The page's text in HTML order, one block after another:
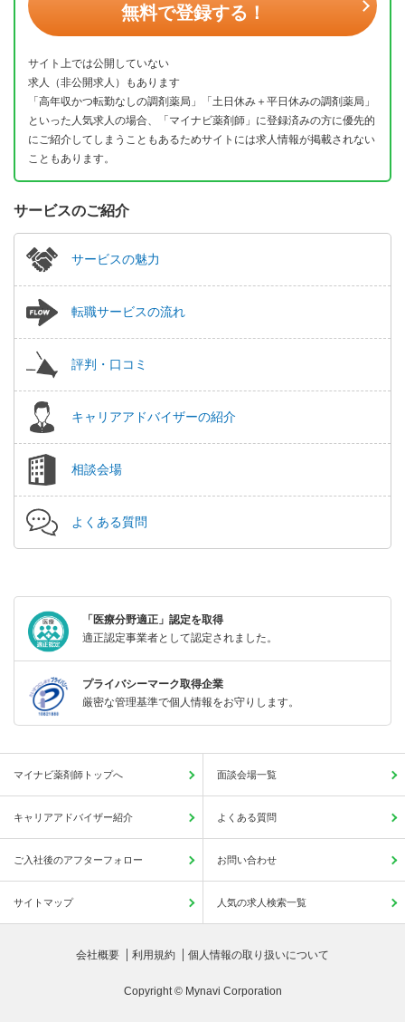
無料で登録する！
サイト上では公開していない
求人（非公開求人）もあります
「高年収かつ転勤なしの調剤薬局」「土日休み＋平日休みの調剤薬局」
といった人気求人の場合、「マイナビ薬剤師」に登録済みの方に優先的
にご紹介してしまうこともあるためサイトには求人情報が掲載されない
こともあります。
サービスのご紹介
サービスの魅力
転職サービスの流れ
評判・口コミ
キャリアアドバイザーの紹介
相談会場
よくある質問
「医療分野適正」認定を取得
適正認定事業者として認定されました。
プライバシーマーク取得企業
厳密な管理基準で個人情報をお守りします。
マイナビ薬剤師トップへ 面談会場一覧
キャリアアドバイザー紹介 よくある質問
ご入社後のアフターフォロー お問い合わせ
サイトマップ 人気の求人検索一覧
会社概要 利用規約 個人情報の取り扱いについて
Copyright © Mynavi Corporation